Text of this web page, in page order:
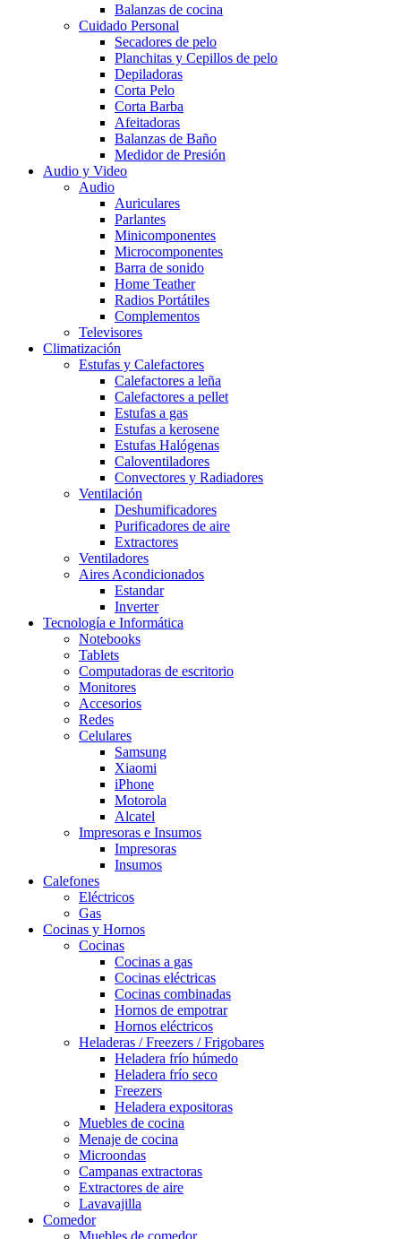
Balanzas de cocina
Cuidado Personal
Secadores de pelo
Planchitas y Cepillos de pelo
Depiladoras
Corta Pelo
Corta Barba
Afeitadoras
Balanzas de Baño
Medidor de Presión
Audio y Video
Audio
Auriculares
Parlantes
Minicomponentes
Microcomponentes
Barra de sonido
Home Teather
Radios Portátiles
Complementos
Televisores
Climatización
Estufas y Calefactores
Calefactores a leña
Calefactores a pellet
Estufas a gas
Estufas a kerosene
Estufas Halógenas
Caloventiladores
Convectores y Radiadores
Ventilación
Deshumificadores
Purificadores de aire
Extractores
Ventiladores
Aires Acondicionados
Estandar
Inverter
Tecnología e Informática
Notebooks
Tablets
Computadoras de escritorio
Monitores
Accesorios
Redes
Celulares
Samsung
Xiaomi
iPhone
Motorola
Alcatel
Impresoras e Insumos
Impresoras
Insumos
Calefones
Eléctricos
Gas
Cocinas y Hornos
Cocinas
Cocinas a gas
Cocinas eléctricas
Cocinas combinadas
Hornos de empotrar
Hornos eléctricos
Heladeras / Freezers / Frigobares
Heladera frío húmedo
Heladera frío seco
Freezers
Heladera expositoras
Muebles de cocina
Menaje de cocina
Microondas
Campanas extractoras
Extractores de aire
Lavavajilla
Comedor
Muebles de comedor